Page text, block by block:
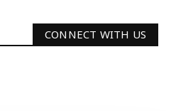
CONNECT WITH US